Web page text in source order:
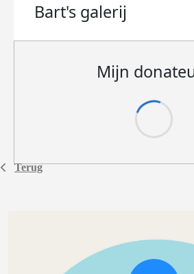
Terug
Bart's galerij
Mijn